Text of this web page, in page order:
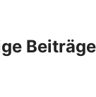
Beiträge